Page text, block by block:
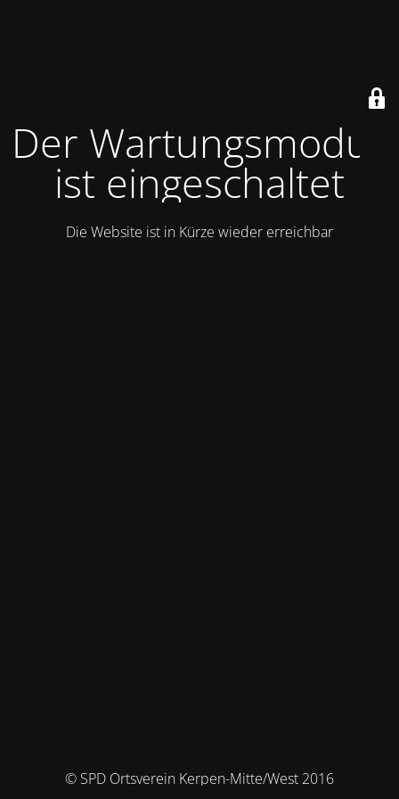
Der Wartungsmodus
ist eingeschaltet
Die Website ist in Kürze wieder erreichbar
© SPD Ortsverein Kerpen-Mitte/West 2016